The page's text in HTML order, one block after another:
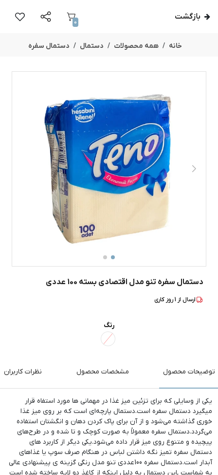
بازگشت
0
خانه همه محصولات دستمال دستمال سفره
دستمال سفره تنو مدل اقتصادی بسته 100 عددی
ارسال از 1روز کاری
رنگ
توضیحات محصول مشخصات محصول نظرات کاربران
یکی از وسایلی که برای تزئین میز غذا در مهمانی ها مورد استفاه قرار
میگیرد دستمال سفره است.دستمال پارچه‌ای است که بر روی میز غذا
خوری گذاشته می‌شود و از آن برای پاک کردن دهان و انگشتان استفاده
می‌گردد.دستمال سفره معمولاً به صورت کوچک و تا شده و در طرح‌های
پیچیده و متنوع روی میز قرار داده می‌شود.یکی دیگر از کاربرد های
دستمال سفره تمیز نگه داشتن لباس در هنگام صرف سوپ یا غذاهای
آبدار است.دستمال سفره 100عددی تنو مدل رنگی گزینه ی پیشنهادی عالی
به شماست ,این دستمال به دلیل اینکه از کاغذ دو لایه ساخته شده است